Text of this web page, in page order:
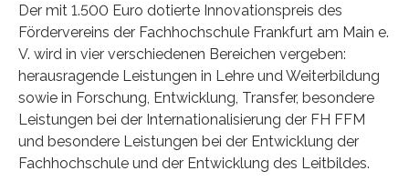
Der mit 1.500 Euro dotierte Innovationspreis des
Fördervereins der Fachhochschule Frankfurt am Main e.
V. wird in vier verschiedenen Bereichen vergeben:
herausragende Leistungen in Lehre und Weiterbildung
sowie in Forschung, Entwicklung, Transfer, besondere
Leistungen bei der Internationalisierung der FH FFM
und besondere Leistungen bei der Entwicklung der
Fachhochschule und der Entwicklung des Leitbildes.